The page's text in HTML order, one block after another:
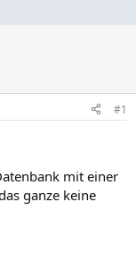
#1
mit einer
ganze keine